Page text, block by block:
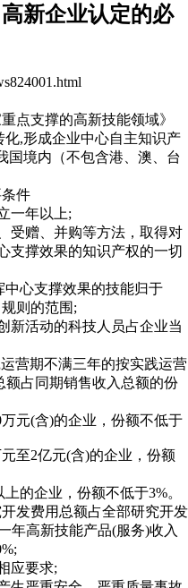
新企业认定的必
支撑的高新技能领域》
,形成企业中心自主知识产
国境内（不包含港、澳、台
件
一年以上;
赠、并购等方法，取得对
支撑效果的知识产权的一切
心支撑效果的技能归于
则的范围;
活动的科技人员占企业当
期不满三年的按实践运营
额占同期销售收入总额的份
元(含)的企业，份额不低于
至2亿元(含)的企业，份额
企业，份额不低于3%。
发费用总额占全部研究开发
年高新技能产品(服务)收入
应要求;